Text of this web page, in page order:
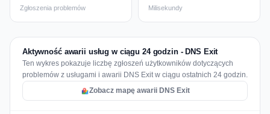
Zgłoszenia problemów Milisekundy
Aktywność awarii usług w ciągu 24 godzin - DNS Exit
Ten wykres pokazuje liczbę zgłoszeń użytkowników dotyczących
problemów z usługami i awarii DNS Exit w ciągu ostatnich 24 godzin.
Zobacz mapę awarii DNS Exit